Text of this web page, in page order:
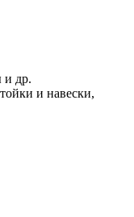
и др.
и навески,